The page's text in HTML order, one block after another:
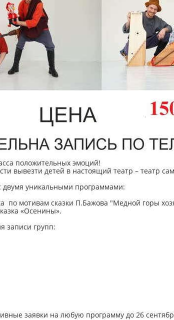
положительных эмоций!
вывезти детей в настоящий театр – театр
двумя уникальными программами:
по мотивам сказки П.Бажова "Медной горы
«Осенины».
записи групп:
заявки на любую программу до 26